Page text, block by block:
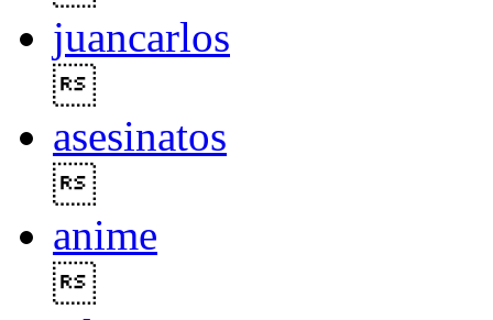
juancarlos
asesinatos
anime